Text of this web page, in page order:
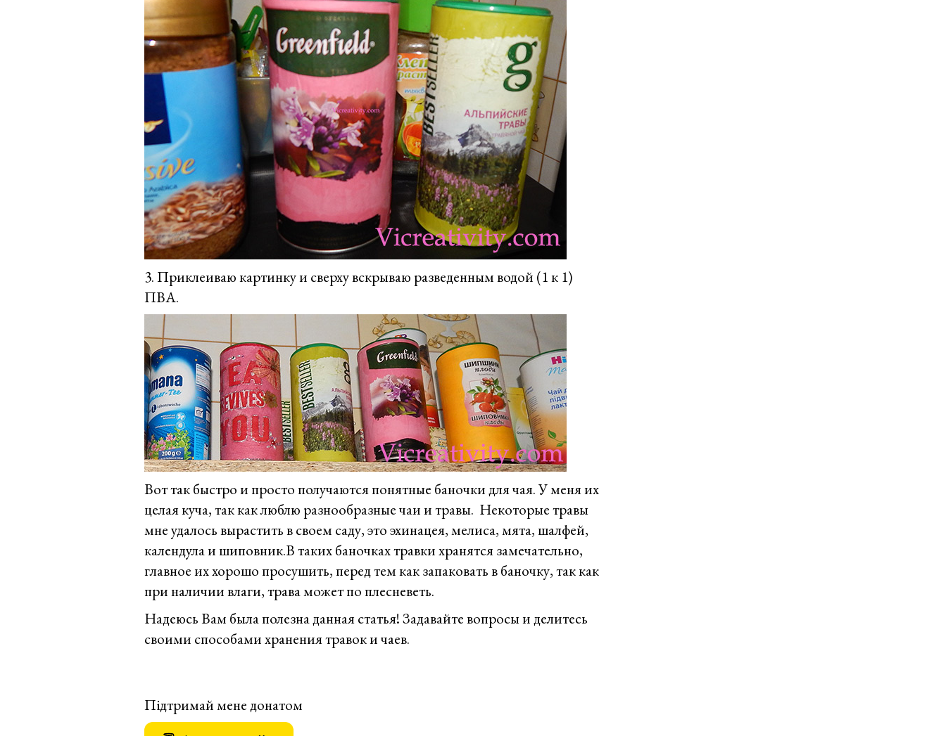
3. Приклеиваю картинку и сверху вскрываю разведенным водой (1 к 1)
ПВА.
Вот так быстро и просто получаются понятные баночки для чая. У меня их
целая куча, так как люблю разнообразные чаи и травы. Некоторые травы
мне удалось вырастить в своем саду, это эхинацея, мелиса, мята, шалфей,
календула и шиповник.В таких баночках травки хранятся замечательно,
главное их хорошо просушить, перед тем как запаковать в баночку, так как
при наличии влаги, трава может по плесневеть.
Надеюсь Вам была полезна данная статья! Задавайте вопросы и делитесь
своими способами хранения травок и чаев.
Підтримай мене донатом